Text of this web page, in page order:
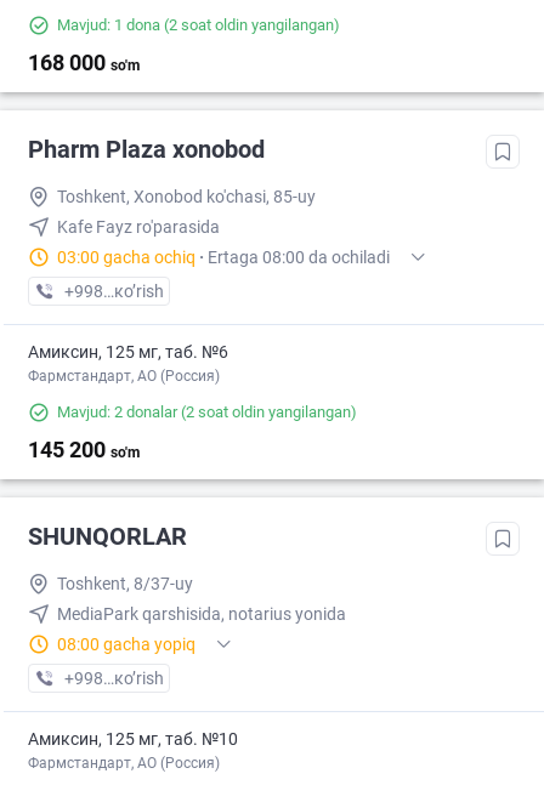
Mavjud: 1 dona (2 soat oldin yangilangan)
168 000 so'm
Pharm Plaza xonobod
Toshkent, Xonobod ko'chasi, 85-uy
Kafe Fayz ro'parasida
03:00 gacha ochiq · Ertaga 08:00 da ochiladi
+998 (97) XXX-XX-XX
кo’rish
Амиксин, 125 мг, таб. №6
Фармстандарт, АО (Россия)
Mavjud: 2 donalar(2 soat oldin yangilangan)
145 200 so'm
SHUNQORLAR
Toshkent, 8/37-uy
MediaPark qarshisida, notarius yonida
08:00 gacha yopiq
+998 (97) XXX-XX-XX
кo’rish
Амиксин, 125 мг, таб. №10
Фармстандарт, АО (Россия)